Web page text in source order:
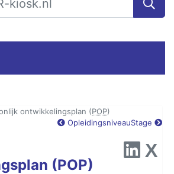
ontwikkelingsplan (POP)
OpleidingsniveauStage
(POP)